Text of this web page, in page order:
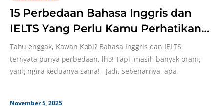
15 Perbedaan Bahasa Inggris dan
IELTS Yang Perlu Kamu Perhatikan
Banget!
Tahu enggak, Kawan Kobi? Bahasa Inggris dan IELTS
ternyata punya perbedaan, lho! Tapi, masih banyak orang
yang ngira keduanya sama! Jadi, sebenarnya, apa,
November 5, 2025